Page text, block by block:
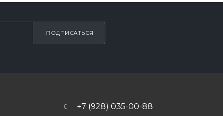
ПОДПИСАТЬСЯ
+7 (928) 035-00-88